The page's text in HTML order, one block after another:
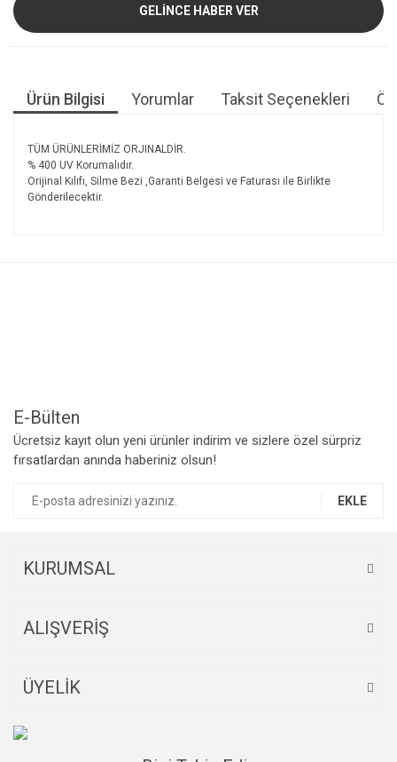
GELİNCE HABER VER
Ürün Bilgisi Yorumlar Taksit Seçenekleri
TÜM ÜRÜNLERİMİZ ORJINALDİR.
% 400 UV Korumalıdır.
Orijinal Kılıfı, Silme Bezi ,Garanti Belgesi ve Faturası ile Birlikte
Gönderilecektir.
E-Bülten
Ücretsiz kayıt olun yeni ürünler indirim ve sizlere özel sürpriz
fırsatlardan anında haberiniz olsun!
EKLE
KURUMSAL
ALIŞVERİŞ
ÜYELİK